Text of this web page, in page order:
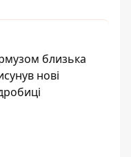
близька
нові